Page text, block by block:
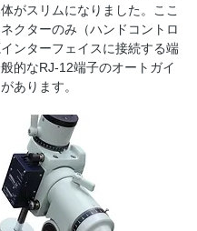
がスリムになりました。ここ
クターのみ（ハンドコントロ
ンターフェイスに接続する端
的なRJ-12端子のオートガイ
あります。